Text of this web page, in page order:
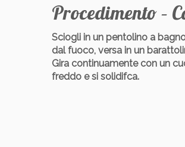
Procedimento –
Sciogli in un pentolino a
dal fuoco, versa in un
Gira continuamente con un
freddo e si solidifca.